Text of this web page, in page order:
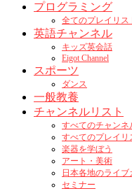
プログラミング
全てのプレイリス
英語チャンネル
キッズ英会話
Eigot Channel
スポーツ
ダンス
一般教養
チャンネルリスト
すべてのチャンネ
すべてのプレイリ
楽器を学ぼう
アート・美術
日本各地のライブ
セミナー